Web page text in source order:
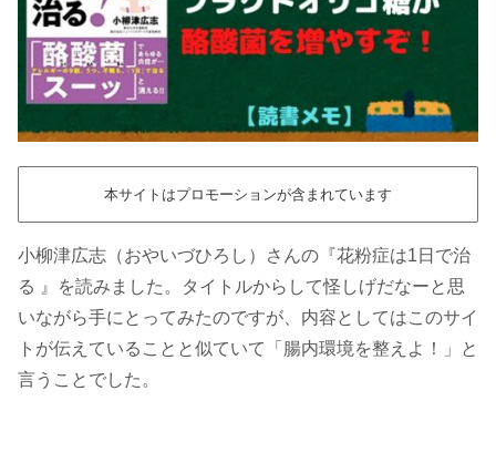
本サイトはプロモーションが含まれています
小柳津広志（おやいづひろし）さんの『花粉症は1日で治
る 』を読みました。タイトルからして怪しげだなーと思
いながら手にとってみたのですが、内容としてはこのサイ
トが伝えていることと似ていて「腸内環境を整えよ！」と
言うことでした。